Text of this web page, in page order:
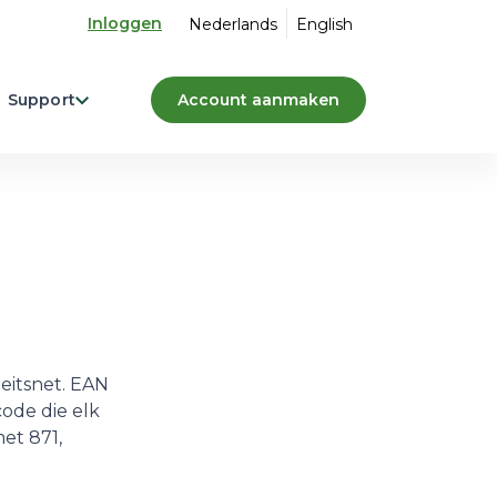
Inloggen Nederlands English
Support Account aanmaken
EAN
die elk
871,